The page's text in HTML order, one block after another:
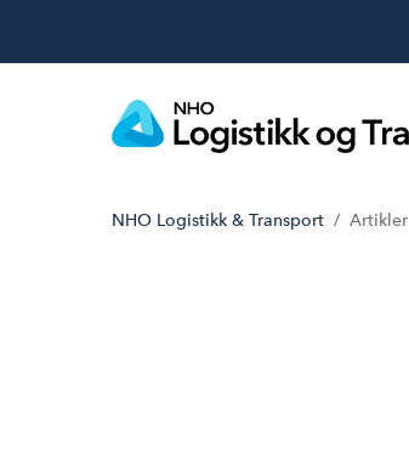
NHO Logistikk & Transport Artikler